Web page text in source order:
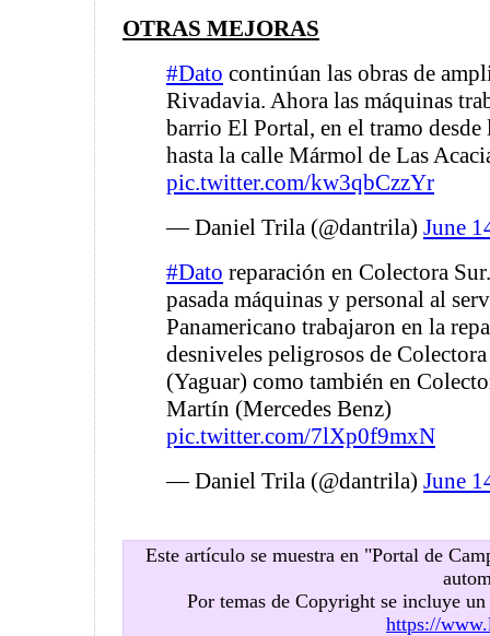
OTRAS MEJORAS
#Dato continúan las obras de
Rivadavia. Ahora las máquinas
barrio El Portal, en el tramo desde
hasta la calle Mármol de Las
pic.twitter.com/kw3qbCzzYr
— Daniel Trila (@dantrila) June
#Dato reparación en Colectora
pasada máquinas y personal al
Panamericano trabajaron en la
desniveles peligrosos de
(Yaguar) como también en
Martín (Mercedes Benz)
pic.twitter.com/7lXp0f9mxN
— Daniel Trila (@dantrila) June
Este artículo se muestra en "Portal de
Por temas de Copyright se incluye un
https://